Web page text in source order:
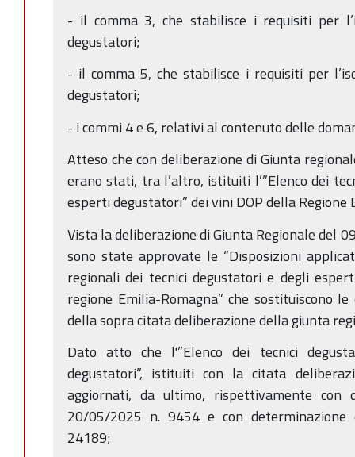
- il comma 3, che stabilisce i requisiti per
degustatori;
- il comma 5, che stabilisce i requisiti per
degustatori;
- i commi 4 e 6, relativi al contenuto delle
Atteso che con deliberazione di Giunta
erano stati, tra l’altro, istituiti l’”Elenco dei
esperti degustatori” dei vini DOP della Regione
Vista la deliberazione di Giunta Regionale del
sono state approvate le “Disposizioni
regionali dei tecnici degustatori e degli
regione Emilia-Romagna” che sostituiscono
della sopra citata deliberazione della giunta
Dato atto che l'”Elenco dei tecnici
degustatori”, istituiti con la citata
aggiornati, da ultimo, rispettivamente con
20/05/2025 n. 9454 e con
24189;